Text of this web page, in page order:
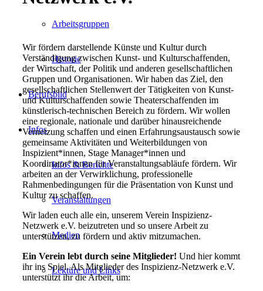
Arbeitsgruppen
Historie
Berufsbild
Infos
Infos & Berichte
Veranstaltungen
Medien
Lektüre und Links
Wir fördern darstellende Künste und Kultur durch
Verständigung zwischen Kunst- und Kulturschaffenden,
der Wirtschaft, der Politik und anderen gesellschaftlichen
Gruppen und Organisationen. Wir haben das Ziel, den
gesellschaftlichen Stellenwert der Tätigkeiten von Kunst-
und Kulturschaffenden sowie Theaterschaffenden im
künstlerisch-technischen Bereich zu fördern. Wir wollen
eine regionale, nationale und darüber hinausreichende
Vernetzung schaffen und einen Erfahrungsaustausch sowie
gemeinsame Aktivitäten und Weiterbildungen von
Inspizient*innen, Stage Manager*innen und
Koordinator*innen für Veranstaltungsabläufe fördern. Wir
arbeiten an der Verwirklichung, professionelle
Rahmenbedingungen für die Präsentation von Kunst und
Kultur zu schaffen.
Wir laden euch alle ein, unserem Verein Inspizienz-
Netzwerk e.V. beizutreten und so unsere Arbeit zu
unterstützen, zu fördern und aktiv mitzumachen.
Ein Verein lebt durch seine Mitglieder! Und hier kommt
ihr ins Spiel. Als Mitglieder des Inspizienz-Netzwerk e.V.
unterstützt ihr die Arbeit, um: